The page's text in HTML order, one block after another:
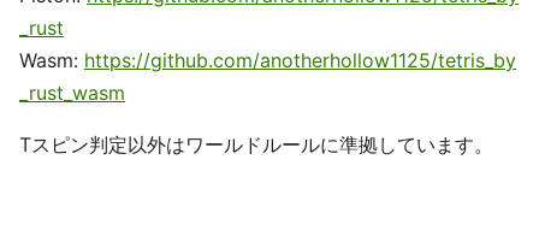
_rust
Wasm: https://github.com/anotherhollow1125/tetris_by
_rust_wasm
Tスピン判定以外はワールドルールに準拠しています。